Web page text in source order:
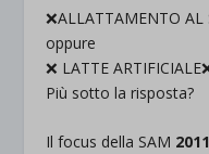
❌ALLATTAMENTO AL
oppure
❌ LATTE ARTIFICIALE
Più sotto la risposta?
Il focus della SAM 2011